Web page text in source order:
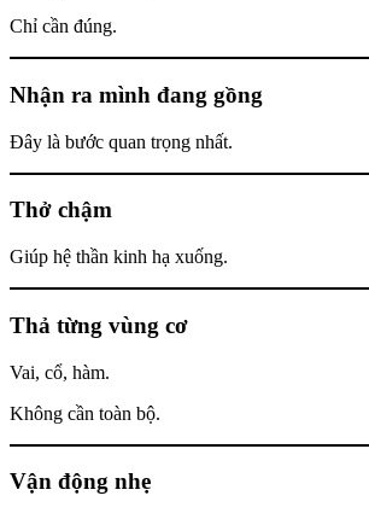
Chỉ cần đúng.
Nhận ra mình đang gồng
Đây là bước quan trọng nhất.
Thở chậm
Giúp hệ thần kinh hạ xuống.
Thả từng vùng cơ
Vai, cổ, hàm.
Không cần toàn bộ.
Vận động nhẹ